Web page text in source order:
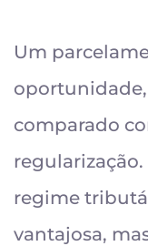
Um
oportunidade,
comparado
regime
vantajosa,